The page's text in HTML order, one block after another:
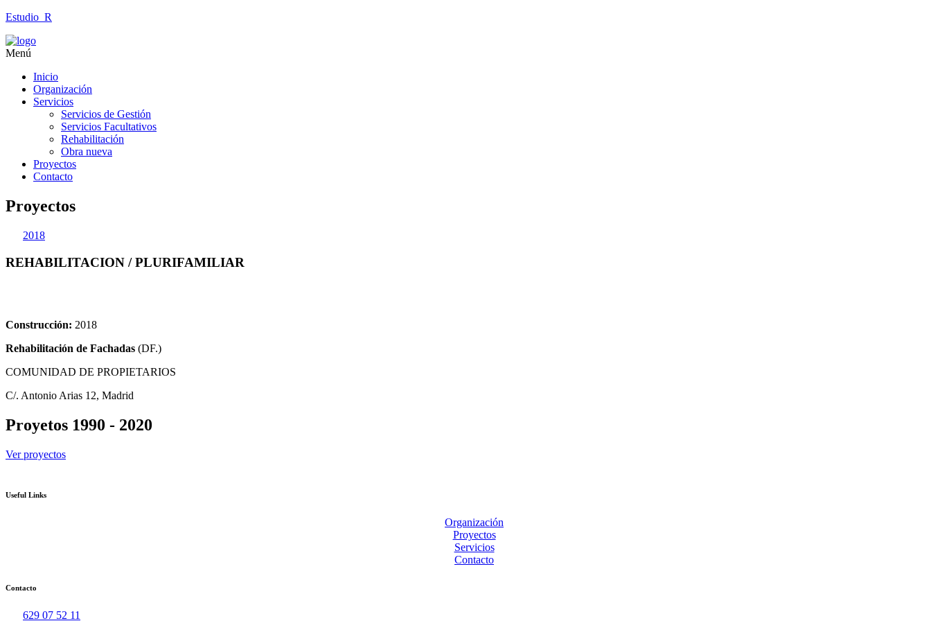
Estudio_R
Menú
Inicio
Organización
Servicios
Servicios de Gestión
Servicios Facultativos
Rehabilitación
Obra nueva
Proyectos
Contacto
Proyectos
2018
REHABILITACION / PLURIFAMILIAR
Construcción: 2018
Rehabilitación de Fachadas (DF.)
COMUNIDAD DE PROPIETARIOS
C/. Antonio Arias 12, Madrid
Proyetos 1990 - 2020
Ver proyectos
Useful Links
Organización
Proyectos
Servicios
Contacto
Contacto
629 07 52 11